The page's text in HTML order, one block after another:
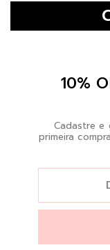
10%
Cadastre e
primeira